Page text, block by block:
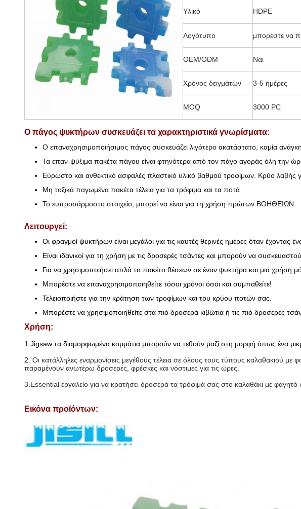
Υλικό HDPE
Λογότυπο μπορέστε να
OEM/ODM Ναι
Χρόνος δειγμάτων 3-5 ημέρες
MOQ 3000 PC
Ο πάγος ψυκτήρων συσκευάζει τα χαρακτηριστικά γνωρίσματα:
Ο επαναχρησιμοποιήσιμος πάγος συσκευάζει λιγότερο ακατάστατο, καμία
Τα επαν-ψύξιμα πακέτα πάγου είναι φτηνότερα από τον πάγο αγοράς όλη την
Εύρωστο και ανθεκτικό ασφαλές πλαστικό υλικό βαθμού τροφίμων. Κρύο λαβής
Μη τοξικά παγωμένα πακέτα τέλεια για τα τρόφιμα και τα ποτά
Το ευπροσάρμοστο στοιχείο, μπορεί να είναι για τη χρήση πρώτων ΒΟΗΘΕΙΩΝ
Λειτουργεί:
Οι φραγμοί ψυκτήρων είναι μεγάλοι για τις καυτές θερινές ημέρες όταν έχοντας
Είναι ιδανικοί για τη χρήση με τις δροσερές τσάντες και μπορούν να
Για να χρησιμοποιήσει απλά το πακέτο θέσεων σε έναν ψυκτήρα και μια χρήση
Μπορέστε να επαναχρησιμοποιηθείτε τόσοι χρόνοι όσοι και συμπαθείτε!
Τελειοποιήστε για την κράτηση των τροφίμων και του κρύου ποτών σας.
Μπορέστε να χρησιμοποιηθείτε στα πιό δροσερά κιβώτια ή τις πιό δροσερές
Χρήση:
1.Jigsaw τα διαμορφωμένα κομμάτια μπορούν να τεθούν μαζί στη μορφή όπως ένα
2. Οι κατάλληλες εναρμονίσεις μεγέθους τέλεια σε όλους τους τύπους καλαθακιού
παραμένουν ανωτέρω δροσερές, φρέσκες και νόστιμες για τις ώρες.
3.Essential εργαλείο για να κρατήσει δροσερά τα τρόφιμά σας στο καλαθάκι με φαγητό
Εικόνα προϊόντων: